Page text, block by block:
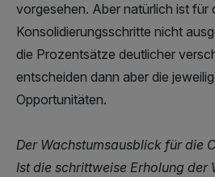
vorgesehen. Aber natürlich ist für
Konsolidierungsschritte nicht
die Prozentsätze deutlicher
entscheiden dann aber die
Opportunitäten.
Der Wachstumsausblick für die
Ist die schrittweise Erholung der